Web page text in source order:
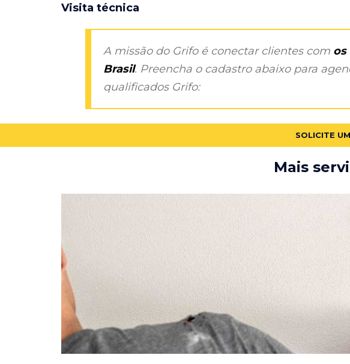
Visita técnica
A missão do Grifo é conectar clientes com os
Brasil. Preencha o cadastro abaixo para
qualificados Grifo:
SOLICITE
Mais